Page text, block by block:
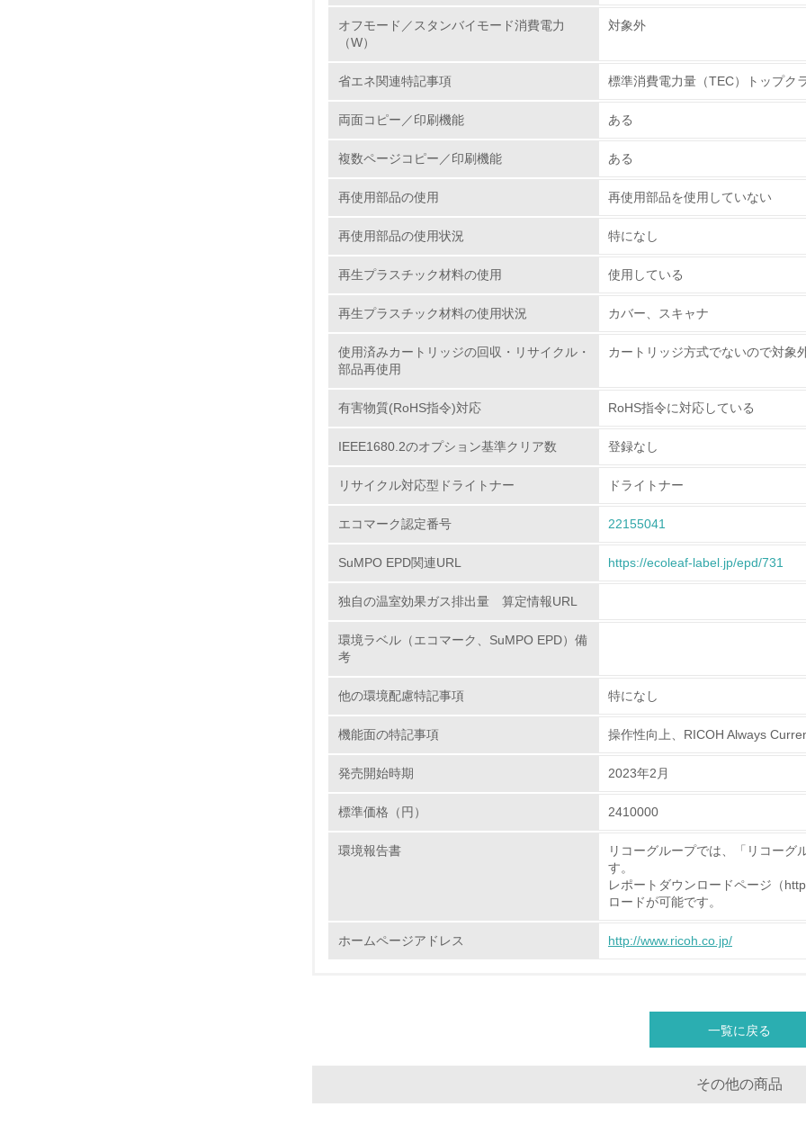
7.
環境活動に関する規格やプログラムを導入している
8. 第三者認証を取得している
9. <L1> 資源（投入原料、水等）とエネルギー（電力、重油、ガス
10. <L2> 資源とエネルギーの使用量の把握をし、具体的な削減目標
環境配慮型製品・サービスの
11. <L1> 環境配慮型製品・サービスの製造・販売を積極的に行って
12. <L2> 環境配慮型製品・サービスの製造・販売状況を把握し、具
非該当（化学物質を使用していない）
<L1> 化学物質の使用量及び外部（大気・水・土壌）への排出量
18. <L2> 化学物質の使用量及び外部への排出量を把握し、具体的な
<L1> 廃棄物の発生量の削減及びリサイクルの推進、適正処理を
オフモード／スタンバイモード消費電力
（W）
対象外
省エネ関連特記事項 標準消費電力量（TEC）トップク
両面コピー／印刷機能 ある
複数ページコピー／印刷機能 ある
再使用部品の使用 再使用部品を使用していない
再使用部品の使用状況 特になし
再生プラスチック材料の使用 使用している
再生プラスチック材料の使用状況 カバー、スキャナ
使用済みカートリッジの回収・リサイクル・
部品再使用
カートリッジ方式でないので対象
有害物質(RoHS指令)対応 RoHS指令に対応している
IEEE1680.2のオプション基準クリア数 登録なし
リサイクル対応型ドライトナー ドライトナー
エコマーク認定番号 22155041
SuMPO EPD関連URL https://ecoleaf-label.jp/epd/731
独自の温室効果ガス排出量 算定情報URL
環境ラベル（エコマーク、SuMPO EPD）備
考
他の環境配慮特記事項 特になし
機能面の特記事項 操作性向上、RICOH Always
発売開始時期 2023年2月
標準価格（円） 2410000
環境報告書
リコーグループでは、「リコーグ
す。
レポートダウンロードページ（
ロードが可能です。
ホームページアドレス http://www.ricoh.co.jp/
一覧に戻る
その他の商品